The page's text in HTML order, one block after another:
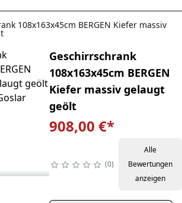
108x163x45cm BERGEN Kiefer massiv
Geschirrschrank
108x163x45cm BERGEN
Kiefer massiv gelaugt
geölt
908,00 €*
0
Alle
Bewertungen
anzeigen